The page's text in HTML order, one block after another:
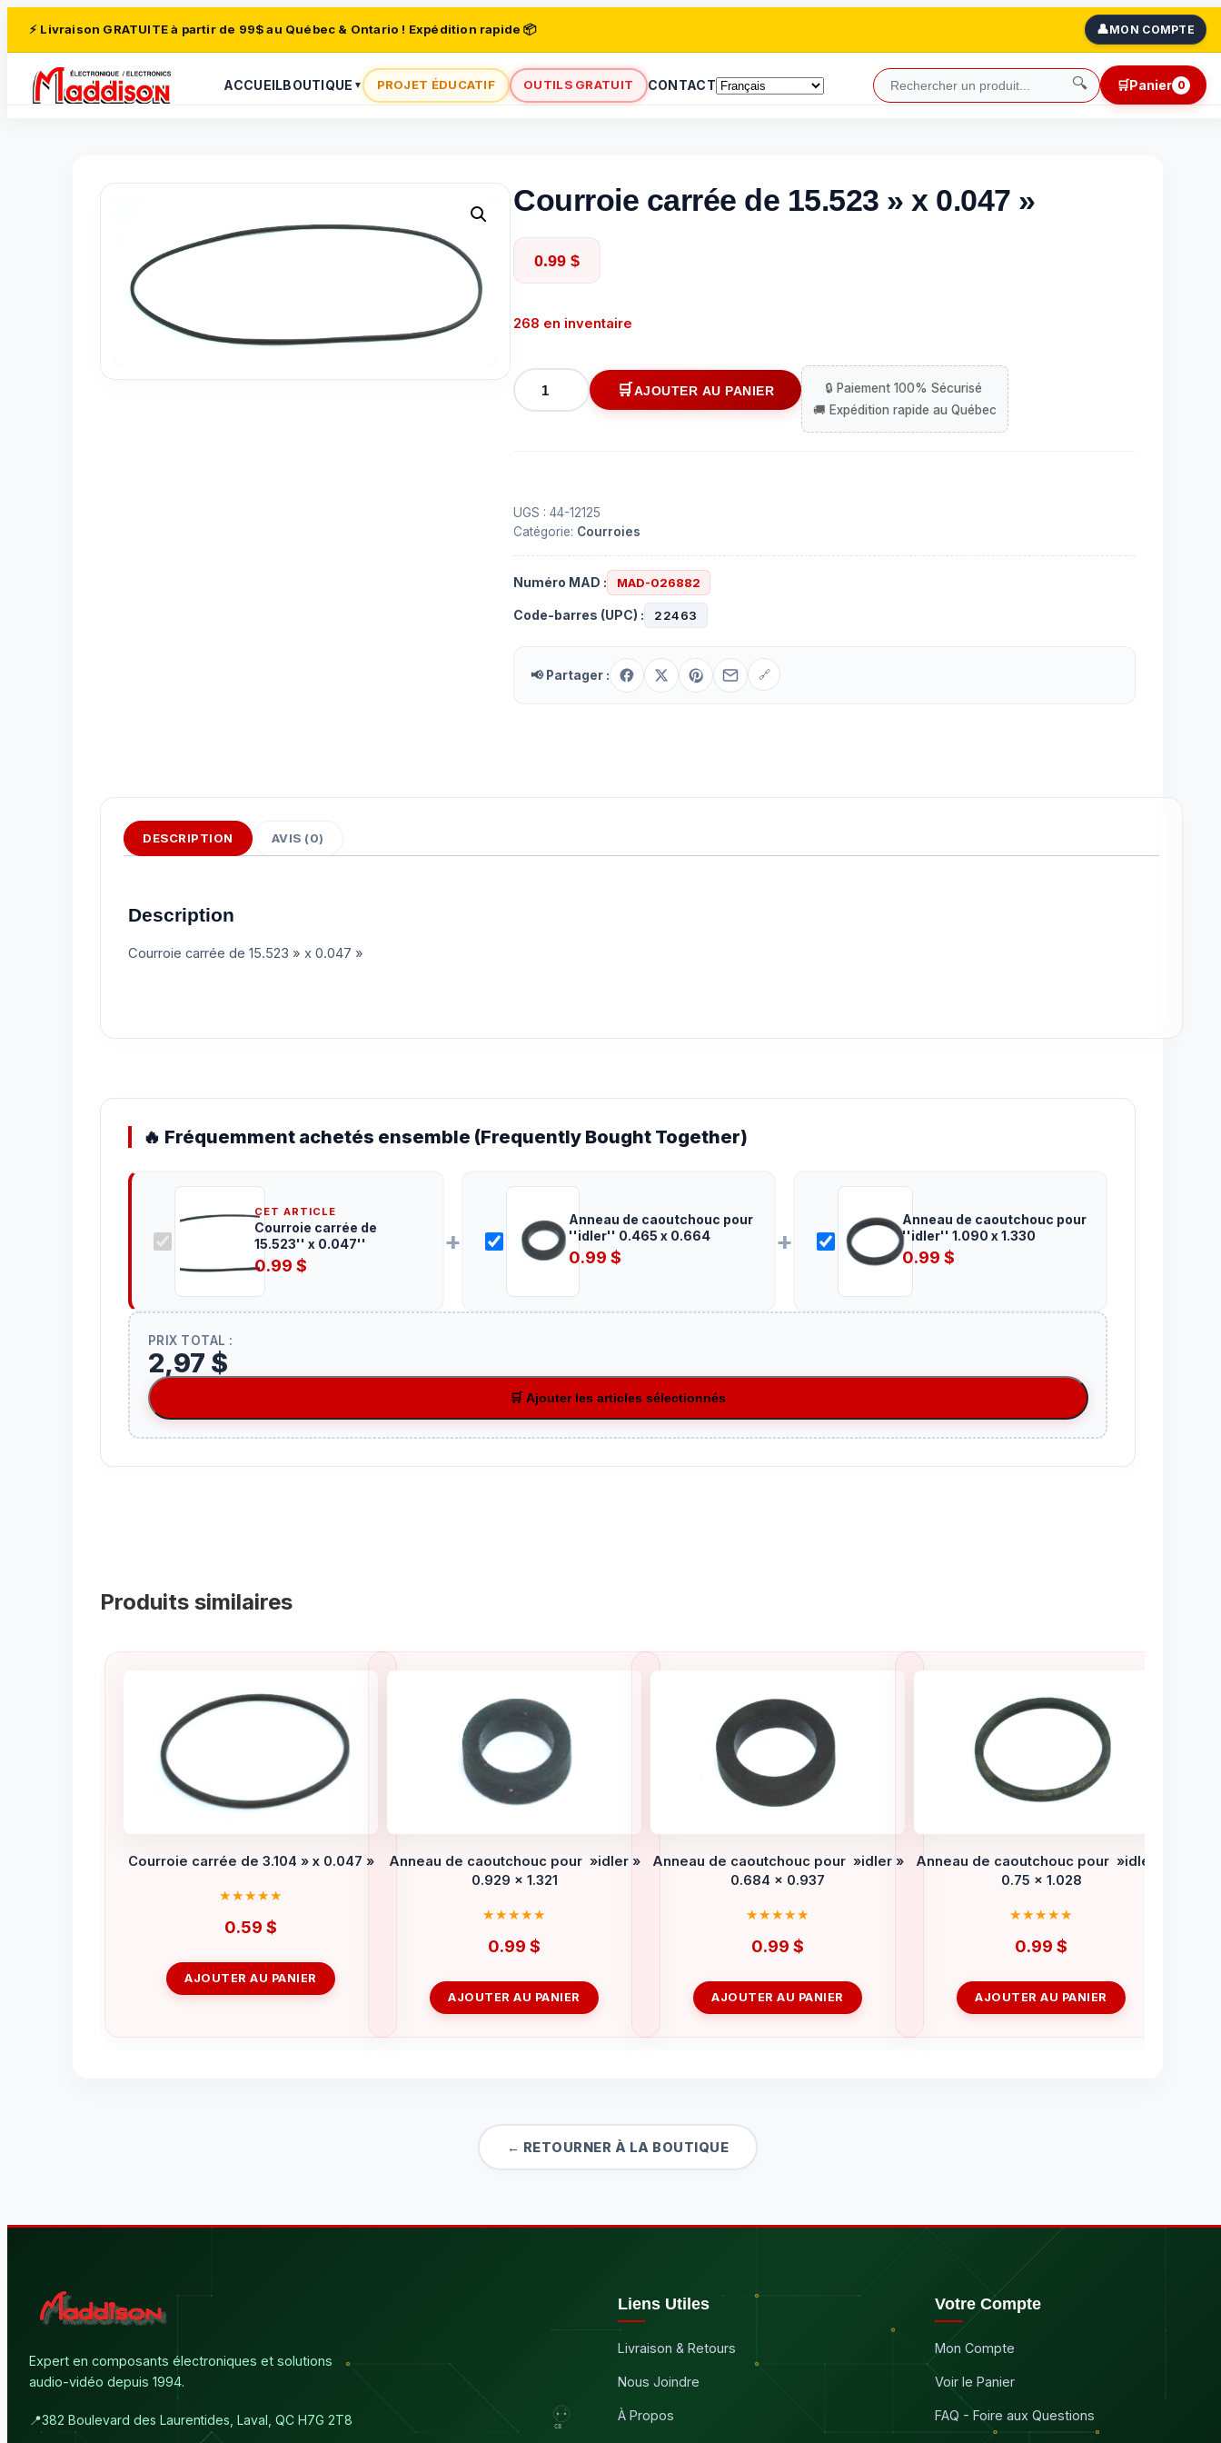
⚡ Livraison GRATUITE à partir de 99$ au Québec & Ontario ! Expédition rapide 📦 👤MON COMPTE
ACCUEILBOUTIQUE ▼ PROJET ÉDUCATIF OUTILS GRATUIT CONTACT 🔍 🛒Panier 0
Courroie carrée de 15.523 » x 0.047 »
0.99 $
268 en inventaire
quantité
de
x
0.047''
AJOUTER AU PANIER
UGS : 44-12125
Catégorie: Courroies
Numéro MAD : MAD-026882
Code-barres (UPC) : 22463
📢 Partager : 🔗
DESCRIPTION AVIS (0)
Description
Courroie carrée de 15.523 » x 0.047 »
🔥 Fréquemment achetés ensemble (Frequently Bought Together)
CET ARTICLE
Courroie carrée de
15.523'' x 0.047''
0.99 $
+
Anneau de caoutchouc pour
''idler'' 0.465 x 0.664
0.99$
+
Anneau de caoutchouc pour
''idler'' 1.090 x 1.330
0.99 $
PRIX TOTAL :
2,97 $
🛒 Ajouter les articles sélectionnés
Produits similaires
Courroie carrée de 3.104 » x 0.047 »
0.59 $
AJOUTER AU PANIER
Anneau de caoutchouc pour »idler »
0.929 x 1.321
0.99 $
AJOUTER AU PANIER
Anneau de caoutchouc pour »idler »
0.684 x 0.937
0.99 $
AJOUTER AU PANIER
Anneau de caoutchouc pour »idler »
0.75 x 1.028
0.99 $
AJOUTER AU PANIER
← RETOURNER À LA BOUTIQUE
Expert en composants électroniques et solutions
audio-vidéo depuis 1994.
📍382 Boulevard des Laurentides, Laval, QC H7G 2T8
Liens Utiles
Livraison & Retours
Nous Joindre
À Propos
Votre Compte
Mon Compte
Voir le Panier
FAQ - Foire aux Questions